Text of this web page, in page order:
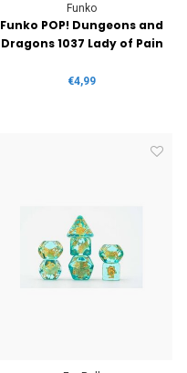
Funko
Funko POP! Dungeons and
Dragons 1037 Lady of Pain
€4,99